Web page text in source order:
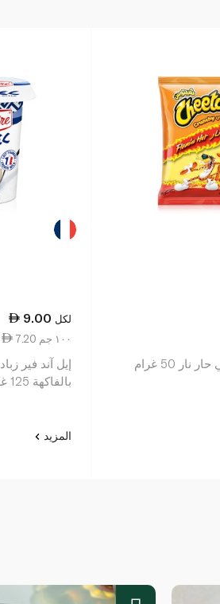
50 غرام
9.00 لكل
7.20 ١٠٠ جم
إيل آند فير
بالفاكهة 125 غرام
المزيد